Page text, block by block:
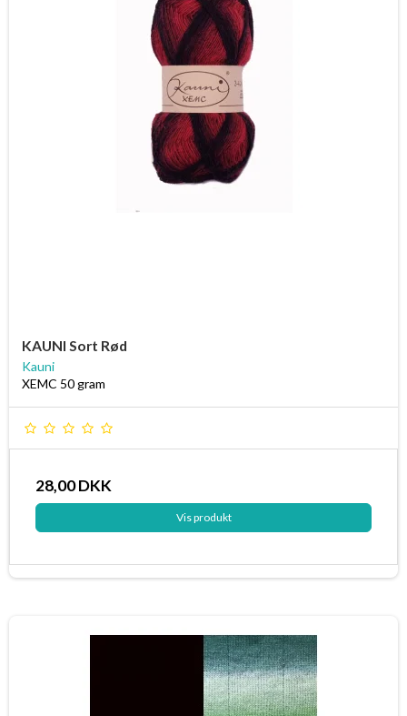
KAUNI Sort Rød
Kauni
XEMC 50 gram
28,00 DKK
Vis produkt